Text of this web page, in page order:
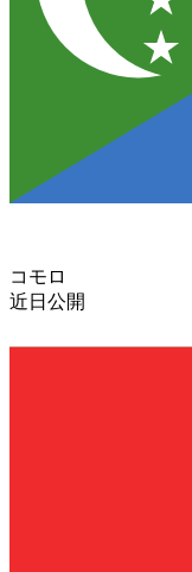
コモロ
近日公開